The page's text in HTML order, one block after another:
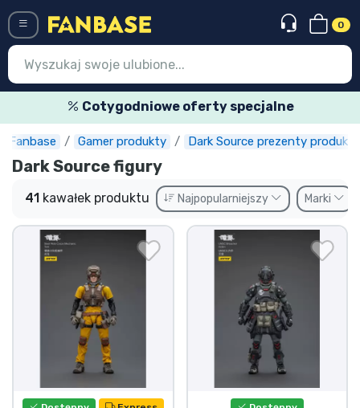
0
Cotygodniowe oferty specjalne
Fanbase Gamer produkty Dark Source prezenty produkty
Dark Source figury
41 kawałek produktu Najpopularniejszy Marki
Wejście Rejestracja
Najnowsze rzeczy
Oferty specjalne
Doręczenie ekspresowe
Przedsprzedaż
Outlet produkty
Wysyłka i płatność